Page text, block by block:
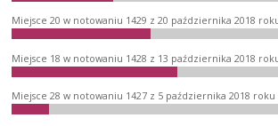
Miejsce 20 w notowaniu 1429 z 20 października 2018
Miejsce 18 w notowaniu 1428 z 13 października 2018
Miejsce 28 w notowaniu 1427 z 5 października 2018